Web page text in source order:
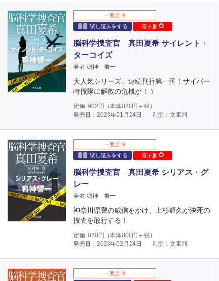
一般文庫
試し読みをする
電子版
脳科学捜査官 真田夏希 サイレント・
ターコイズ
著者 鳴神 響一
大人気シリーズ、連続刊行第一弾！サイバー
特捜隊に解散の危機が！？
定価 902 円（本体820円＋税）
発売日：2023年01月24日
判型：文庫判
一般文庫
試し読みをする
電子版
脳科学捜査官 真田夏希 シリアス・グ
レー
著者 鳴神 響一
神奈川県警の威信をかけ、上杉輝久が決死の
捜査を敢行する！
定価 880円（本体800円＋税）
発売日：2023年02月24日
判型：文庫判
一般文庫